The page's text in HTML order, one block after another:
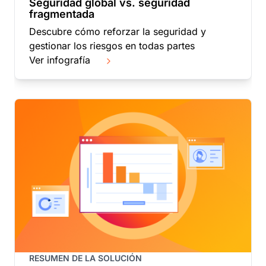
Seguridad global vs. seguridad
fragmentada
Descubre cómo reforzar la seguridad y
gestionar los riesgos en todas partes
Ver infografía
RESUMEN DE LA SOLUCIÓN